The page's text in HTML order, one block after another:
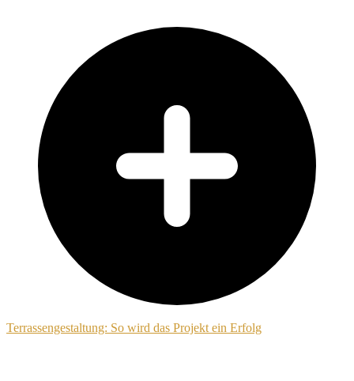
Terrassengestaltung: So wird das Projekt ein Erfolg